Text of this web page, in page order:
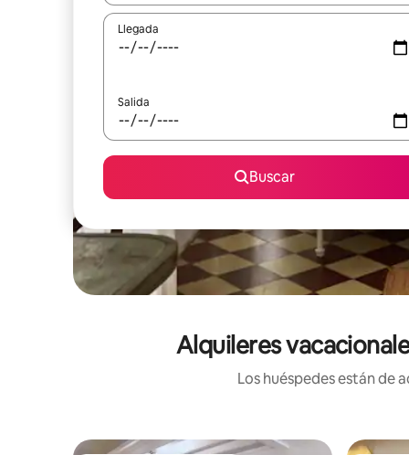
Llegada
Salida
Buscar
Alquileres
Los huéspedes están de